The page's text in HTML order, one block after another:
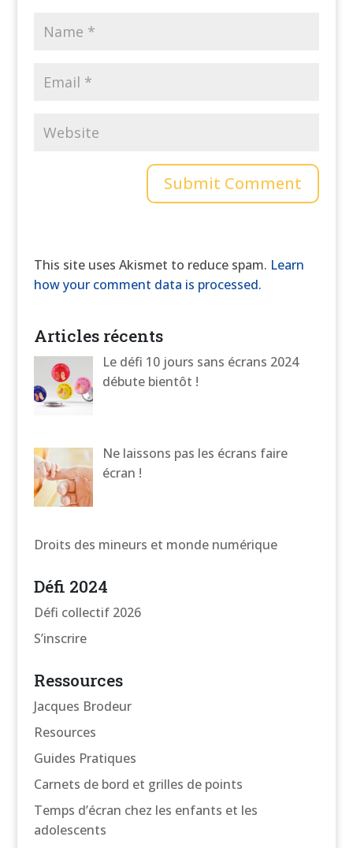
This site uses Akismet to reduce spam. Learn
how your comment data is processed.
Articles récents
Le défi 10 jours sans écrans 2024
débute bientôt !
Ne laissons pas les écrans faire
écran !
Droits des mineurs et monde numérique
Défi 2024
Défi collectif 2026
S’inscrire
Ressources
Jacques Brodeur
Resources
Guides Pratiques
Carnets de bord et grilles de points
Temps d’écran chez les enfants et les
adolescents